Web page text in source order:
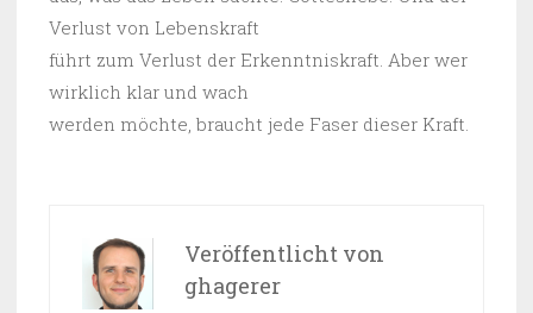
Verlust von Lebenskraft
führt zum Verlust der Erkenntniskraft. Aber wer
wirklich klar und wach
werden möchte, braucht jede Faser dieser Kraft.
Veröffentlicht von
ghagerer